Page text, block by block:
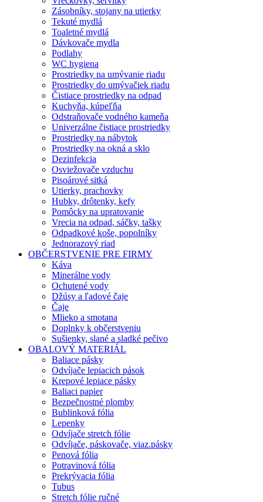
Zásobníky, stojany na utierky
Tekuté mydlá
Toaletné mydlá
Dávkovače mydla
Podlahy
WC hygiena
Prostriedky na umývanie riadu
Prostriedky do umývačiek riadu
Čistiace prostriedky na odpad
Kuchyňa, kúpeľňa
Odstraňovače vodného kameňa
Univerzálne čistiace prostriedky
Prostriedky na nábytok
Prostriedky na okná a sklo
Dezinfekcia
Osviežovače vzduchu
Pisoárové sitká
Utierky, prachovky
Hubky, drôtenky, kefy
Pomôcky na upratovanie
Vrecia na odpad, sáčky, tašky
Odpadkové koše, popolníky
Jednorazový riad
OBČERSTVENIE PRE FIRMY
Káva
Minerálne vody
Ochutené vody
Džúsy a ľadové čaje
Čaje
Mlieko a smotana
Doplnky k občerstveniu
Sušienky, slané a sladké pečivo
OBALOVÝ MATERIÁL
Baliace pásky
Odvíjače lepiacich pások
Krepové lepiace pásky
Baliaci papier
Bezpečnostné plomby
Bublinková fólia
Lepenky
Odvíjače stretch fólie
Odvíjače, páskovače, viaz.pásky
Penová fólia
Potravinová fólia
Prekrývacia fólia
Tubus
Stretch fólie ručné